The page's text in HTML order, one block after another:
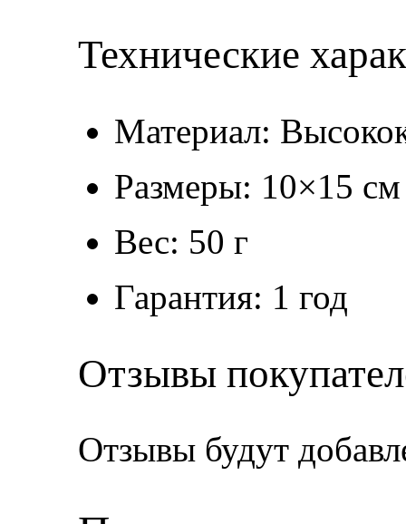
Технические
Материал:
Размеры: 10×15 см
Вес: 50 г
Гарантия: 1 год
Отзывы
Отзывы будут